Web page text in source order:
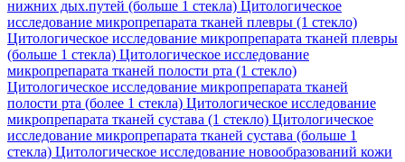
нижних дых.путей (больше 1 стекла) Цитологическое
исследование микропрепарата тканей плевры (1 стекло)
Цитологическое исследование микропрепарата тканей плевры
(больше 1 стекла) Цитологическое исследование
микропрепарата тканей полости рта (1 стекло)
Цитологическое исследование микропрепарата тканей
полости рта (более 1 стекла) Цитологическое исследование
микропрепарата тканей сустава (1 стекло) Цитологическое
исследование микропрепарата тканей сустава (больше 1
стекла) Цитологическое исследование новообразований кожи